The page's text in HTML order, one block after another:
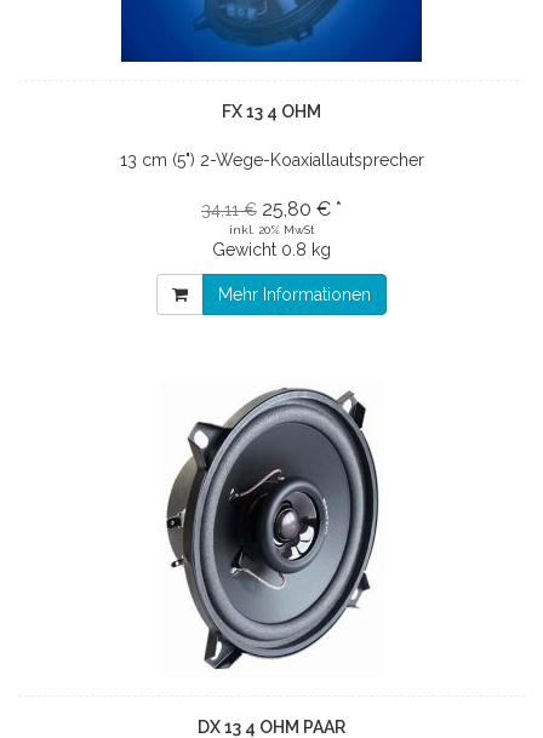
FX 13 4 OHM
13 cm (5") 2-Wege-Koaxiallautsprecher
34,11 € 25,80 € *
inkl. 20% MwSt
Gewicht 0.8 kg
Mehr Informationen
DX 13 4 OHM PAAR